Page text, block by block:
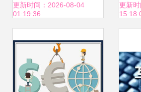
美食的数字化新机
更新时间：2026-08-04
01:19:36
营
更新